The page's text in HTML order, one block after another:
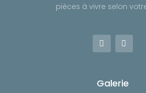
pièces à vivre selon
F
a
c
o
o
I
n
s
r
Galerie